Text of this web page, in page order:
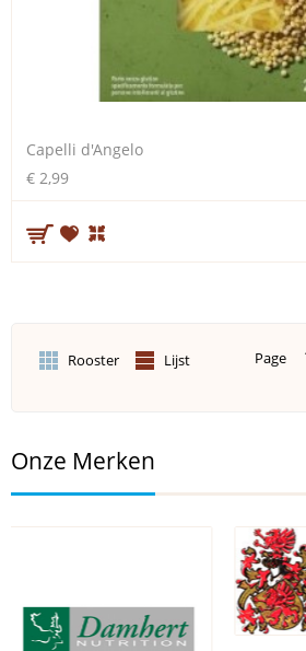
Capelli d'Angelo
€ 2,99
Rooster Lijst Page
Onze Merken